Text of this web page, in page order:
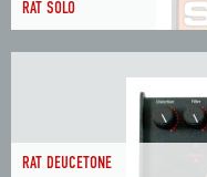
RAT SOLO
RAT DEUCETONE